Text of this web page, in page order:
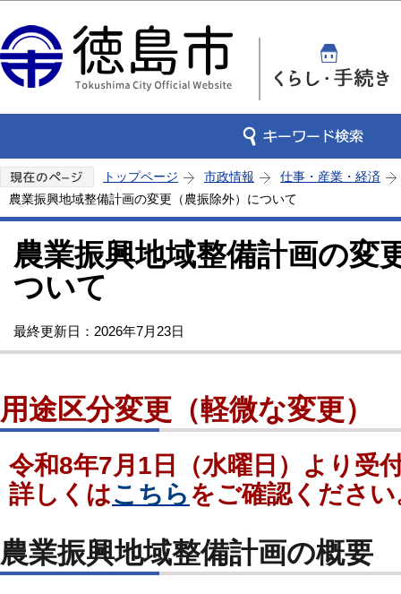
トップページ 市政情報
仕事・産業・経済
農業振興地域整備計画の変更（農振除外）について
農業振興地域整備計画の変
ついて
最終更新日：2026年7月23日
用途区分変更（軽微な変更）
令和8年7月1日（水曜日）より受
詳しくはこちらをご確認ください
農業振興地域整備計画の概要